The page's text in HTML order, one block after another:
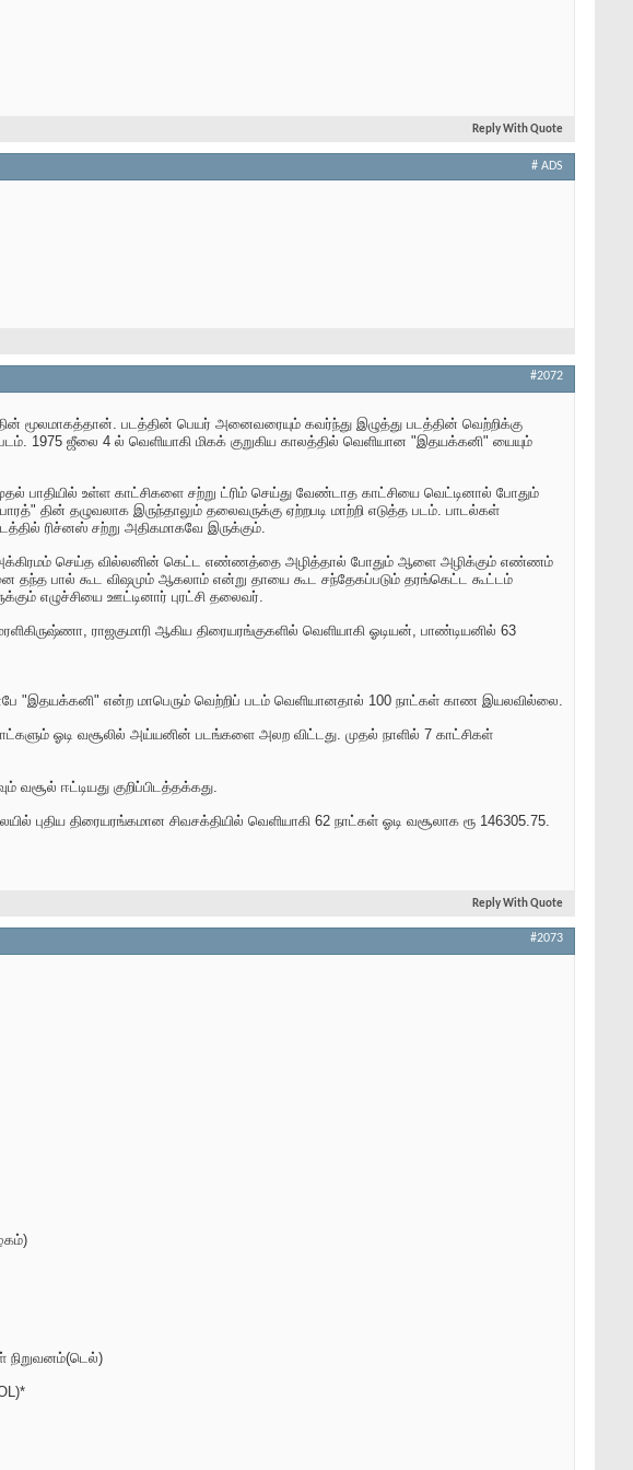
Reply With Quote
# ADS
#2072
மூலமாகத்தான். படத்தின் பெயர் அனைவரையும் கவர்ந்து இழுத்து படத்தின் வெற்றிக்கு
படம். 1975 ஜீலை 4 ல் வெளியாகி மிகக் குறுகிய காலத்தில் வெளியான "இதயக்கனி" யையும்
பாதியில் உள்ள காட்சிகளை சற்று ட்ரிம் செய்து வேண்டாத காட்சியை வெட்டினால் போதும்
தின் தழுவலாக இருந்தாலும் தலைவருக்கு ஏற்றபடி மாற்றி எடுத்த படம். பாடல்கள்
ரிச்னஸ் சற்று அதிகமாகவே இருக்கும்.
அக்கிரமம் செய்த வில்லனின் கெட்ட எண்ணத்தை அழித்தால் போதும் ஆளை அழிக்கும் எண்ணம்
பால் கூட விஷமும் ஆகலாம் என்று தாயை கூட சந்தேகப்படும் தரங்கெட்ட கூட்டம்
எழுச்சியை ஊட்டினார் புரட்சி தலைவர்.
ராஜகுமாரி ஆகிய திரையரங்குகளில் வெளியாகி ஓடியன், பாண்டியனில் 63
"இதயக்கனி" என்ற மாபெரும் வெற்றிப் படம் வெளியானதால் 100 நாட்கள் காண இயலவில்லை.
ஓடி வசூலில் அய்யனின் படங்களை அலற விட்டது. முதல் நாளில் 7 காட்சிகள்
வசூல் ஈட்டியது குறிப்பிடத்தக்கது.
புதிய திரையரங்கமான சிவசக்தியில் வெளியாகி 62 நாட்கள் ஓடி வசூலாக ரூ 146305.75.
Reply With Quote
#2073
நிறுவனம்(டெல்)